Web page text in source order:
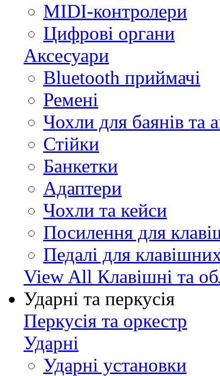
MIDI-контролери
Цифрові органи
Аксесуари
Bluetooth приймачі
Ремені
Чохли для баянів та
Стійки
Банкетки
Адаптери
Чохли та кейси
Посилення для
Педалі для
View All Клавішні та
Ударні та перкусія
Перкусія та оркестр
Ударні
Ударні установки